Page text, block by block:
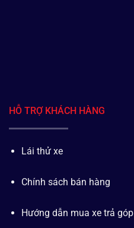
HỖ TRỢ KHÁCH HÀNG
Lái thử xe
Chính sách bán hàng
Hướng dẫn mua xe trả góp